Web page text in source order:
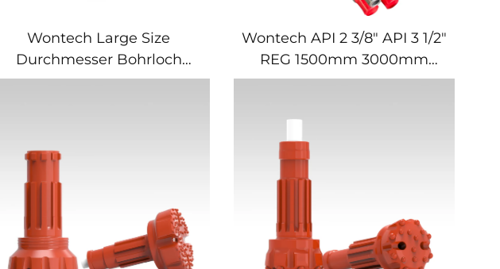
Wontech Large Size
Durchmesser Bohrloch
Clusterbohrer Bindungstyp
Wontech API 2 3/8" API 3 1/2"
REG 1500mm 3000mm
6000mm DTH Bohrrohr für